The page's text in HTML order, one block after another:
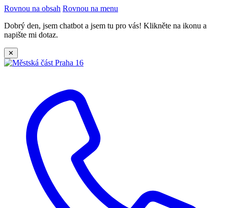
Rovnou na obsah Rovnou na menu
Dobrý den, jsem chatbot a jsem tu pro vás! Klikněte na ikonu a
napište mi dotaz.
✕